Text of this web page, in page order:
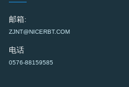
邮箱:
ZJNT@NICERBT.COM
电话
0576-88159585